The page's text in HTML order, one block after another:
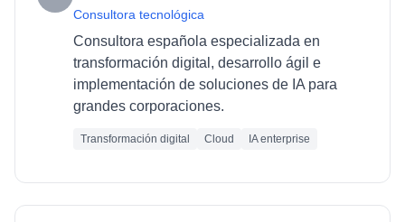
Consultora tecnológica
Consultora española especializada en
transformación digital, desarrollo ágil e
implementación de soluciones de IA para
grandes corporaciones.
Transformación digital Cloud IA enterprise